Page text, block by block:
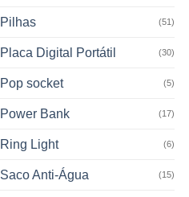
Pilhas (51)
Placa Digital Portátil (30)
Pop socket (5)
Power Bank (17)
Ring Light (6)
Saco Anti-Água (15)